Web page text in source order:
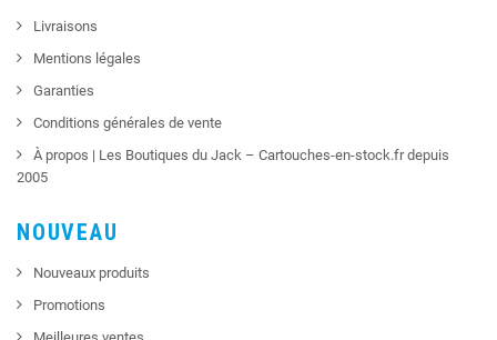
Livraisons
Mentions légales
Garanties
Conditions générales de vente
À propos | Les Boutiques du Jack – Cartouches-en-stock.fr depuis
2005
NOUVEAU
Nouveaux produits
Promotions